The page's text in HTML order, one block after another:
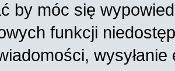
by móc się
funkcji